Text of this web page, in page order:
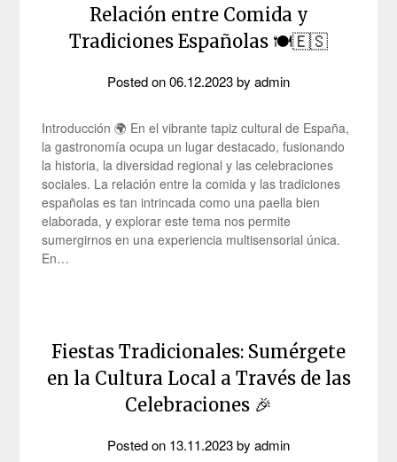
Relación entre Comida y
Tradiciones Españolas 🍽️🇪🇸
Posted on06.12.2023by admin
Introducción 🌍 En el vibrante tapiz cultural de España,
la gastronomía ocupa un lugar destacado, fusionando
la historia, la diversidad regional y las celebraciones
sociales. La relación entre la comida y las tradiciones
españolas es tan intrincada como una paella bien
elaborada, y explorar este tema nos permite
sumergirnos en una experiencia multisensorial única.
En…
Fiestas Tradicionales: Sumérgete
en la Cultura Local a Través de las
Celebraciones 🎉
Posted on 13.11.2023by admin